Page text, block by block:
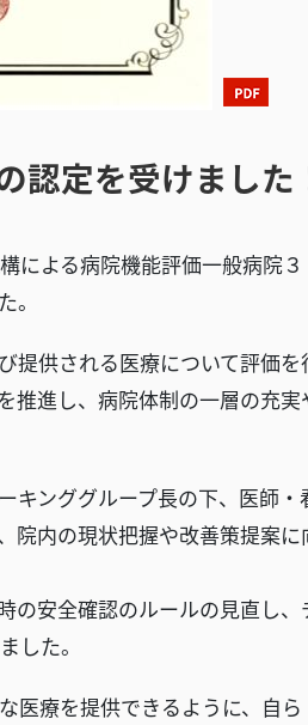
認定を受けました
よる病院機能評価一般病院３
供される医療について評価
推進し、病院体制の一層の充
ンググループ長の下、医師・
院内の現状把握や改善策提案
の安全確認のルールの見直し
した。
療を提供できるように、自